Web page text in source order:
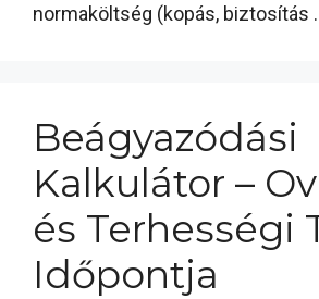
normaköltség (kopás, biztosítás
Beágyazódási
Kalkulátor –
és Terhességi
Időpontja